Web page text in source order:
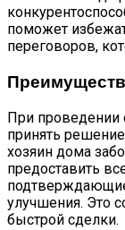
поможет
переговоров,
При проведении
принять
хозяин дома
предоставить
улучшения. Это
быстрой сделки.